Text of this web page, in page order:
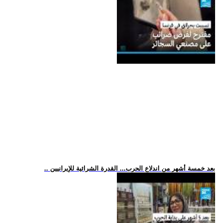
.. بعد خمسة أشهر من اندلاع الحرب... القدرة الشرائية للإيرانيين